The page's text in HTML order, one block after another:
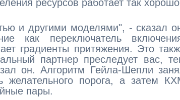
ресурсов работает так
и другими моделями", - сказал
как переключатель
градиенты притяжения. Это
партнер преследует вас,
он. Алгоритм Гейла-Шепли
порога, а затем
пары.